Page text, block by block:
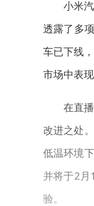
小米
透露了多
车已下线
市场中表现
在直
改进之处
低温环境
并将于2月
验。